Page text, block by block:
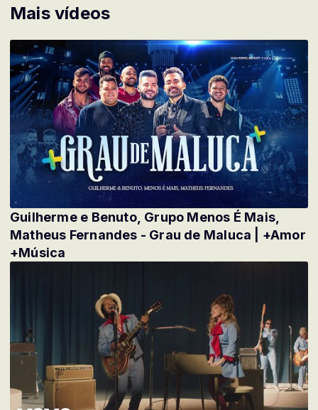
Mais vídeos
Guilherme e Benuto, Grupo Menos É Mais,
Matheus Fernandes - Grau de Maluca | +Amor
+Música